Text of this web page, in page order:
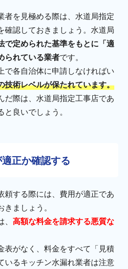
者を見極める際は、水道局指定
確認しておきましょう。水道局
で定められた基準をもとに「適
られている業者です。
で各自治体に申請しなければい
技術レベルが保たれています。
だ際は、水道局指定工事店であ
良いでしょう。
正か確認する
頼する際には、費用が適正であ
ましょう。
高額な料金を請求する悪質な
表がなく、料金をすべて「見積
いるキッチン水漏れ業者は注意